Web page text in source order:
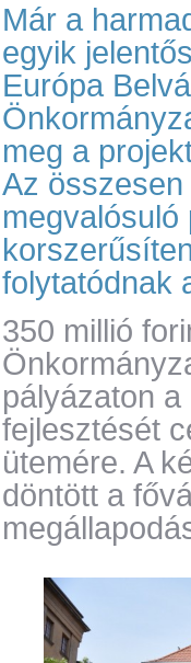
Már a
egyik
Európa
meg a
Az
folytatódnak
350 millió
pályázaton
fejlesztését
ütemére. A
döntött a